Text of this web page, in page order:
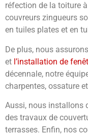
réfection de la toiture
couvreurs zingueurs
en tuiles plates et en
De plus, nous
et l’installation de
décennale, notre
charpentes, ossature
Aussi, nous installons
des travaux de
terrasses. Enfin, nos